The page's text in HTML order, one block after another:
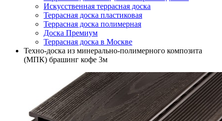
Искусственная террасная доска
Террасная доска пластиковая
Террасная доска полимерная
Доска Премиум
Террасная доска в Москве
Техно-доска из минерально-полимерного композита
(МПК) брашинг кофе 3м